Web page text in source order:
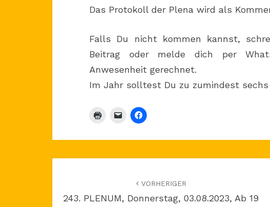
Das Protokoll der Plena wird als
Falls Du nicht kommen kannst,
Beitrag oder melde dich per
Anwesenheit gerechnet.
Im Jahr solltest Du zu zumindest sechs
VORHERIGER
243. PLENUM, Donnerstag, 03.08.2023, Ab 19